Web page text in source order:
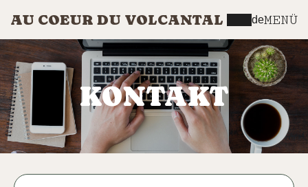
AU COEUR DU VOLCANTAL deMENÜ
KONTAKT